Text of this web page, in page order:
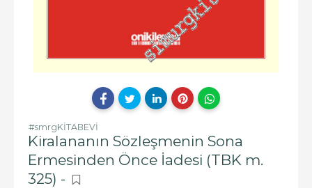
#smrgKİTABEVİ
Kiralananın Sözleşmenin Sona
Ermesinden Önce İadesi (TBK m.
325) -